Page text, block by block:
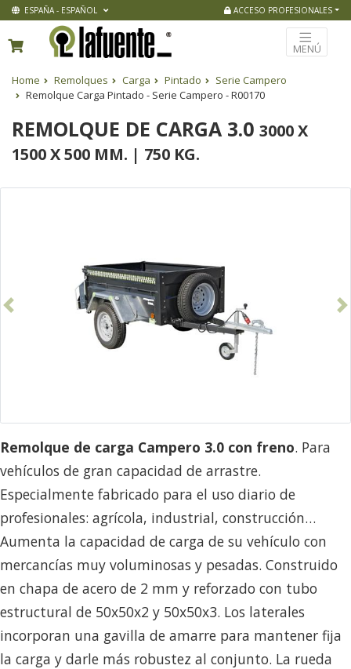
ESPAÑA - ESPAÑOL ACCESO PROFESIONALES
MENÚ
Home Remolques Carga Pintado
Serie Campero
Remolque Carga Pintado - Serie Campero - R00170
REMOLQUE DE CARGA 3.0 3000 X
1500 X 500 MM. | 750 KG.
Anterior
Remolque de carga Campero 3.0 con freno. Para
vehículos de gran capacidad de arrastre.
Especialmente fabricado para el uso diario de
profesionales: agrícola, industrial, construcción…
Aumenta la capacidad de carga de su vehículo con
mercancías muy voluminosas y pesadas. Construido
en chapa de acero de 2 mm y reforzado con tubo
estructural de 50x50x2 y 50x50x3. Los laterales
incorporan una gavilla de amarre para mantener fija
la carga y darle más robustez al conjunto. La rueda